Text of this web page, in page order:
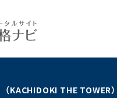
（KACHIDOKI THE TOWER）